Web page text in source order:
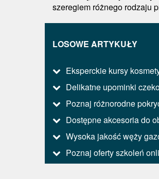
szeregiem różnego rodzaju
LOSOWE ARTYKUŁY
Eksperckie kursy
Delikatne upominki
Poznaj różnorodne
Dostępne akcesoria do
Wysoka jakość węży
Poznaj oferty szkoleń